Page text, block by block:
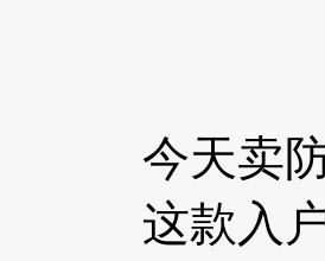
今天卖
这款入